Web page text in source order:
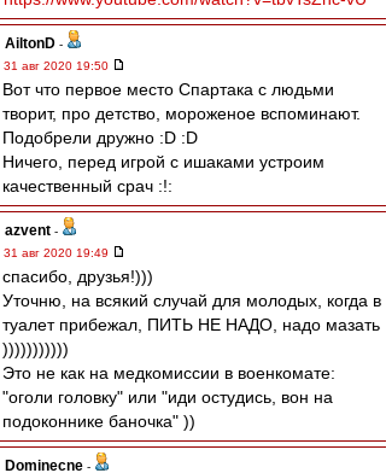
AiltonD -
31 авг 2020 19:50
Вот что первое место Спартака с людьми
творит, про детство, мороженое вспоминают.
Подобрели дружно :D :D
Ничего, перед игрой с ишаками устроим
качественный срач :!:
azvent -
31 авг 2020 19:49
спасибо, друзья!)))
Уточню, на всякий случай для молодых, когда в
туалет прибежал, ПИТЬ НЕ НАДО, надо мазать
)))))))))))
Это не как на медкомиссии в военкомате:
"оголи головку" или "иди остудись, вон на
подоконнике баночка" ))
Dominecne -